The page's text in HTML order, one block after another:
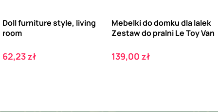
Doll furniture style, living
room
Cena
62,23 zł
Mebelki do domku dla lalek
Zestaw do pralni Le Toy Van
Cena
139,00 zł